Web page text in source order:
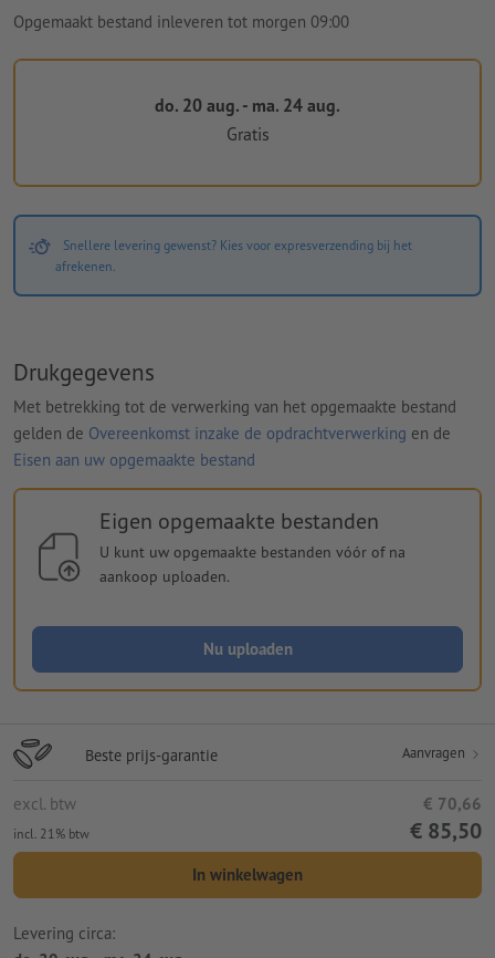
Opgemaakt bestand inleveren tot morgen 09:00
do. 20 aug. - ma. 24 aug.
Gratis
Snellere levering gewenst? Kies voor expresverzending bij het
afrekenen.
Drukgegevens
Met betrekking tot de verwerking van het opgemaakte bestand
gelden de Overeenkomst inzake de opdrachtverwerking en de
Eisen aan uw opgemaakte bestand
Eigen opgemaakte bestanden
U kunt uw opgemaakte bestanden vóór of na
aankoop uploaden.
Nu uploaden
Beste prijs-garantie Aanvragen
excl. btw € 70,66
incl. 21% btw € 85,50
In winkelwagen
Levering circa: